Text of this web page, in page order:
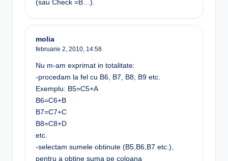
(sau Check =B…).
molia
februarie 2, 2010, 14:58
Nu m-am exprimat in totalitate:
-procedam la fel cu B6, B7, B8, B9 etc.
Exemplu: B5=C5+A
B6=C6+B
B7=C7+C
B8=C8+D
etc.
-selectam sumele obtinute (B5,B6,B7 etc.),
pentru a obtine suma pe coloana